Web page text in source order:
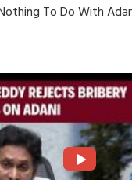
To Do With